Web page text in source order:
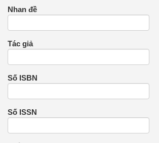
Nhan đề
Tác giả
Số ISBN
Số ISSN